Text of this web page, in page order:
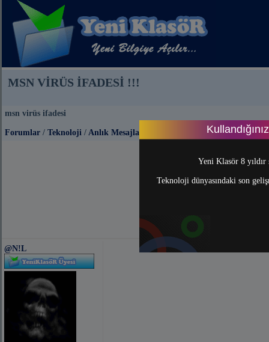
Yeni Klasör 8
Teknoloji dünyasındaki son
MSN VİRÜS İFADESİ !!!
msn virüs ifadesi
Forumlar / Teknoloji / Anlık Mesajlaşma (Messenger)
@N!L